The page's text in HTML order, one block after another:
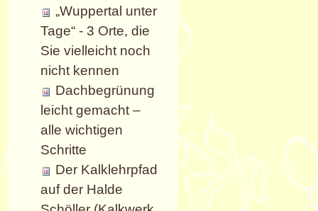
„Wuppertal unter
Tage“ - 3 Orte, die
Sie vielleicht noch
nicht kennen
Dachbegrünung
leicht gemacht –
alle wichtigen
Schritte
Der Kalklehrpfad
auf der Halde